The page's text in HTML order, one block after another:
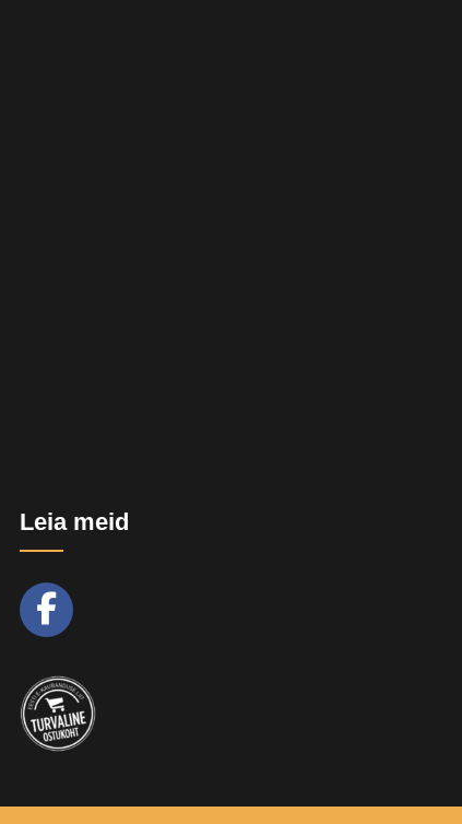
Leia meid